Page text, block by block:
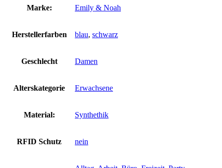
Marke: Emily & Noah
Herstellerfarben blau, schwarz
Geschlecht Damen
Alterskategorie Erwachsene
Material: Synthethik
RFID Schutz nein